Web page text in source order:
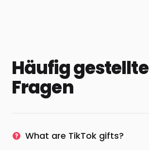
Häufig gestellte
Fragen
What are TikTok gifts?